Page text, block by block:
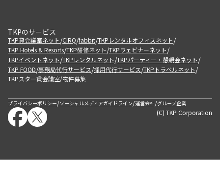
TKPのサービス
TKP貸会議室ネット/CIRQ/fabbit/TKPレンタルオフィスネット/
TKP Hotels & Resorts/TKP研修ネット/TKPウェビナーネット/
TKPイベントネット/TKPレンタルネット/TKPパーティー・懇親会ネット/
TKP FOOD/事務局代行サービス/採用代行サービス/TKPトラベルネット/
TKPスター貸会議室/物件募集
プライバシーポリシー/ソーシャルメディアガイドライン/運営会社/グループ企業
(C) TKP Corporation